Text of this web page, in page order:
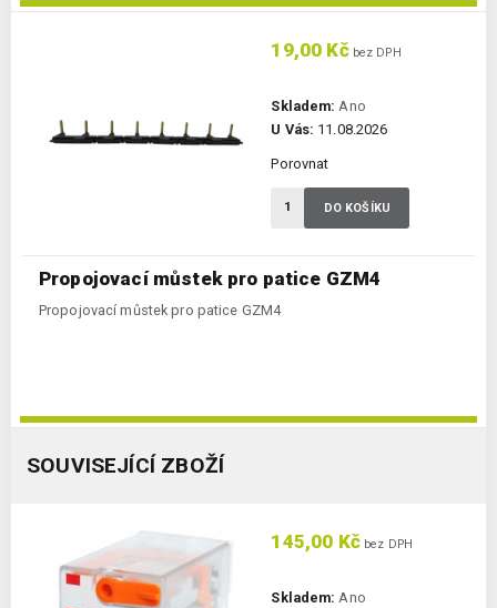
Propojovací můstek pro patice GZM4
Propojovací můstek pro patice GZM4
19,00 Kčbez DPH
Skladem: Ano
U Vás: 11.08.2026
Porovnat
DO KOŠÍKU
SOUVISEJÍCÍ ZBOŽÍ
145,00 Kč bez DPH
Skladem: Ano